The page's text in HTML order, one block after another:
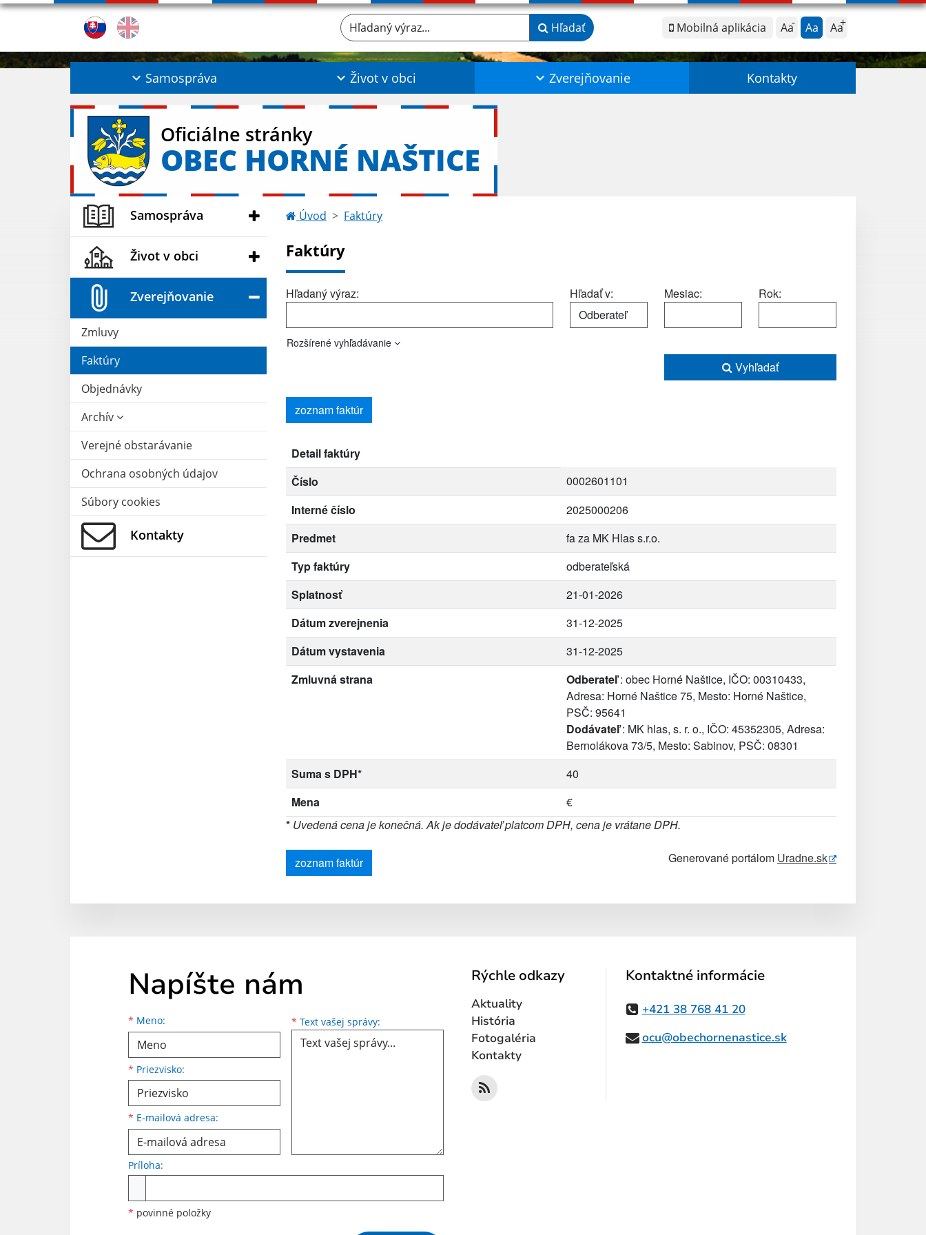
Mobilná aplikácia Aa Aa Aa
Hľadaný výraz... Hľadať
Samospráva Život v obci Zverejňovanie Kontakty
Oficiálne stránky
OBEC HORNÉ NAŠTICE
Samospráva
Život v obci
Zverejňovanie
Zmluvy
Faktúry
Objednávky
Archív
Verejné obstarávanie
Ochrana osobných údajov
Súbory cookies
Kontakty
Úvod Faktúry
Faktúry
Hľadaný výraz: Hľadať v: Mesiac: Rok:
Rozšírené vyhľadávanie
Vyhľadať
zoznam faktúr
Detail faktúry
Číslo
0002601101
Interné číslo
2025000206
Predmet
fa za MK Hlas s.r.o.
Typ faktúry
odberateľská
Splatnosť
21-01-2026
Dátum zverejnenia
31-12-2025
Dátum vystavenia
31-12-2025
Zmluvná strana
Odberateľ: obec Horné Naštice, IČO: 00310433,
Adresa: Horné Naštice 75, Mesto: Horné Naštice,
PSČ: 95641
Dodávateľ: MK hlas, s. r. o., IČO: 45352305, Adresa:
Bernolákova 73/5, Mesto: Sabinov, PSČ: 08301
Suma s DPH*
40
Mena
€
* Uvedená cena je konečná. Ak je dodávateľ platcom DPH, cena je vrátane DPH.
zoznam faktúr Generované portálom Uradne.sk
Napíšte nám
* Meno:
Meno
* Priezvisko:
Priezvisko
* E-mailová adresa:
E-mailová adresa * Text vašej správy: Text vašej správy...
Príloha:
* povinné položky
Rýchle odkazy
Aktuality
História
Fotogaléria
Kontakty
Kontaktné informácie
+421 38 768 41 20
ocu@obechornenastice.sk